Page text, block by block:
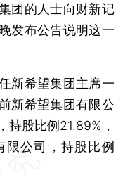
的人士向财新记
发布公告说明这一
希望集团主席一
新希望集团有限公
持股比例21.89%，
公司，持股比例